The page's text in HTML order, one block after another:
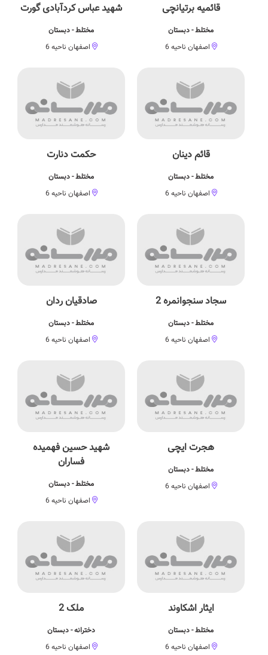
قائمیه برتیانچی
مختلط - دبستان
اصفهان ناحیه 6
شهید عباس کردآبادی گورت
مختلط - دبستان
اصفهان ناحیه 6
قائم دینان
مختلط - دبستان
اصفهان ناحیه 6
حکمت دنارت
مختلط - دبستان
اصفهان ناحیه 6
سجاد سنجوانمره 2
مختلط - دبستان
اصفهان ناحیه 6
صادقیان ردان
مختلط - دبستان
اصفهان ناحیه 6
هجرت ایچی
مختلط - دبستان
اصفهان ناحیه 6
شهید حسین فهمیده
فساران
مختلط - دبستان
اصفهان ناحیه 6
ایثار اشکاوند
مختلط - دبستان
اصفهان ناحیه 6
ملک 2
دخترانه - دبستان
اصفهان ناحیه 6